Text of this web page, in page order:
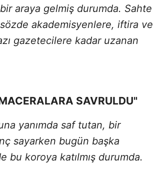
araya gelmiş durumda. Sahte
akademisyenlere, iftira ve
gazetecilere kadar uzanan
SAVRULDU"
yanımda saf tutan, bir
sayarken bugün başka
bu koroya katılmış durumda.